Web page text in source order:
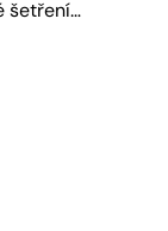
šetření…